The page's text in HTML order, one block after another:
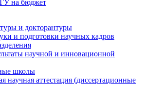
на бюджет
и докторантуры
и подготовки научных кадров
научной и инновационной
школы
научная аттестация (диссертационные